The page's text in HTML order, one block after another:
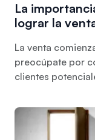
La
lograr la
La venta
preocúpate por
clientes